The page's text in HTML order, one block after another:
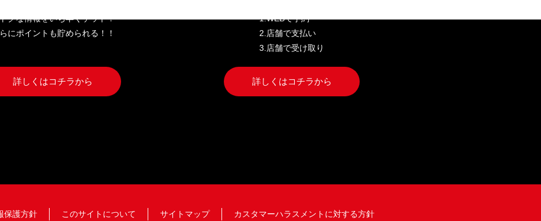
クな情報をいち早くゲット！
にポイントも貯められる！！
詳しくはコチラから
1.WEBで予約
2.店舗で支払い
3.店舗で受け取り
詳しくはコチラから
保護方針 このサイトについて サイトマップ カスタマーハラスメントに対する方針